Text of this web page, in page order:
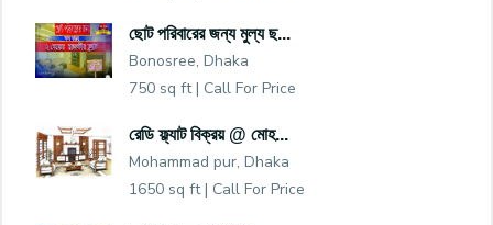
ছোট পরিবারের জন্য মুল্য ছ...
Bonosree, Dhaka
750 sq ft | Call For Price
রেডি ফ্ল্যাট বিক্রয় @ মোহ...
Mohammad pur, Dhaka
1650 sq ft | Call For Price